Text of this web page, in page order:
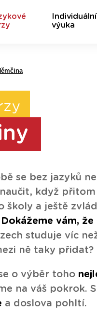
Individuální
výuka
se bez jazyků
když
školy a ještě
Dokážeme vám, že
studuje víc
ně taky přidat?
o výběr toho
na váš pokrok.
a doslova pohltí.